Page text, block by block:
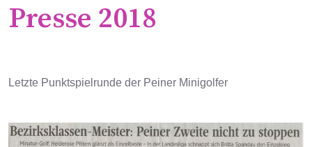
Presse 2018
Letzte Punktspielrunde der Peiner Minigolfer